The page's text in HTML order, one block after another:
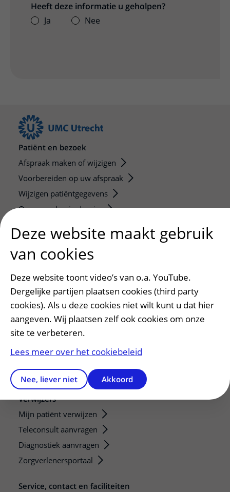
Heeft deze informatie u geholpen?
Ja
Nee
Patiënt en bezoek
Afspraak maken of wijzigen
Voorbereiden op uw afspraak
Wijzigen patiëntgegevens
Opvragen kopie dossier
Onderwijs en onderzoek
De Nieuwe Utrechtse School
Stage en opleidingsplaatsen
Research
Strategic programs
Researchers
Research technologies
Verwijzers
Mijn patiënt verwijzen
Teleconsult aanvragen
Diagnostiek aanvragen
Zorgverlenersportaal
Service, contact en faciliteiten
Deze website maakt gebruik
van cookies
Deze website toont video’s van o.a. YouTube.
Dergelijke partijen plaatsen cookies (third party
cookies). Als u deze cookies niet wilt kunt u dat hier
aangeven. Wij plaatsen zelf ook cookies om onze
site te verbeteren.
Lees meer over het cookiebeleid
Nee, liever niet Akkoord